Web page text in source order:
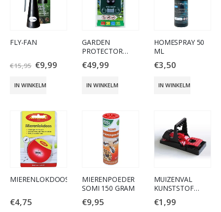
FLY-FAN
€15,95 €9,99
IN WINKELMAND
GARDEN
PROTECTOR
WK0053 OP
ZONNE-ENERGIE
€49,99
IN WINKELMAND
HOMESPRAY 50
ML
€3,50
IN WINKELMAND
MIERENLOKDOOS
€4,75
MIERENPOEDER
SOMI 150 GRAM
€9,95
MUIZENVAL
KUNSTSTOF
ZWART
€1,99